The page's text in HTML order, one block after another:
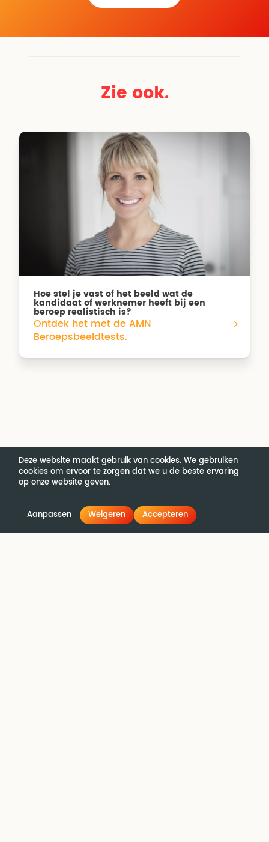
Deze website maakt gebruik van cookies. We gebruiken
cookies om ervoor te zorgen dat we u de beste ervaring
op onze website geven.
Aanpassen Weigeren Accepteren
Zie ook.
Hoe stel je vast of het beeld wat de
kandidaat of werknemer heeft bij een
beroep realistisch is?
Ontdek het met de AMN
Beroepsbeeldtests.